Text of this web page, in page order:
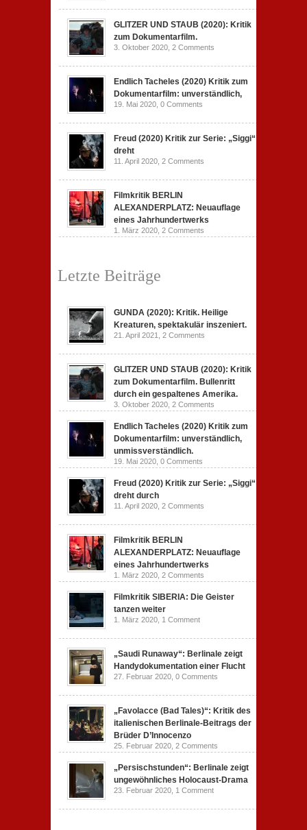
GLITZER UND STAUB (2020): Kritik
zum Dokumentarfilm.
3. Oktober 2020, 2 Comments
Endlich Tacheles (2020) Kritik zum
Dokumentarfilm: unverständlich,
19. Mai 2020, 0 Comments
Freud (2020) Kritik zur Serie: „Siggi“
dreht
11. April 2020, 2 Comments
Filmkritik BERLIN
ALEXANDERPLATZ: Neuauflage
eines Jahrhundertwerks
1. März 2020, 2 Comments
Letzte Beiträge
GUNDA (2020): Kritik. Heilige
Kreaturen, spektakulär inszeniert.
21. April 2021, 2 Comments
GLITZER UND STAUB (2020): Kritik
zum Dokumentarfilm. Bullenritt
durch ein gespaltenes Amerika.
3. Oktober 2020, 2 Comments
Endlich Tacheles (2020) Kritik zum
Dokumentarfilm: unverständlich,
unmissverständlich.
19. Mai 2020, 0 Comments
Freud (2020) Kritik zur Serie: „Siggi“
dreht durch
11. April 2020, 2 Comments
Filmkritik BERLIN
ALEXANDERPLATZ: Neuauflage
eines Jahrhundertwerks
1. März 2020, 2 Comments
Filmkritik SIBERIA: Die Geister
tanzen weiter
1. März 2020, 1 Comment
„Saudi Runaway“: Berlinale zeigt
Handydokumentation einer Flucht
27. Februar 2020, 0 Comments
„Favolacce (Bad Tales)“: Kritik des
italienischen Berlinale-Beitrags der
Brüder D’Innocenzo
25. Februar 2020, 2 Comments
„Persischstunden“: Berlinale zeigt
ungewöhnliches Holocaust-Drama
23. Februar 2020, 1 Comment